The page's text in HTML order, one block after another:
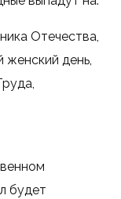
Отечества,
день,
будет